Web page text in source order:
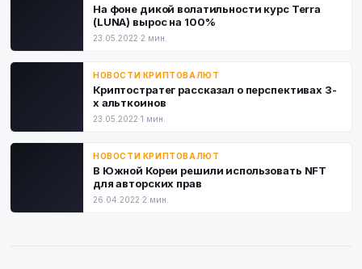
На фоне дикой волатильности курс Terra
(LUNA) вырос на 100%
23.05.2022·2 мин.
НОВОСТИ КРИПТОВАЛЮТ
Криптостратег рассказал о перспективах 3-
х альткоинов
23.05.2022·1 мин.
НОВОСТИ КРИПТОВАЛЮТ
В Южной Кореи решили использовать NFT
для авторских прав
26.04.2022·2 мин.